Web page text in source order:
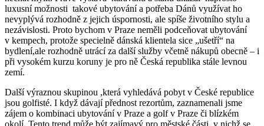
luxusní možnosti takové ubytování a potřeba Dánů využívat ho
nevyplývá rozhodně z jejich úspornosti, ale spíše životního stylu a
nezávislosti. Proto bychom v Praze neměli podceňovat ubytování
v kempech, protože specielně dánská klientela sice „ušetří“ na
bydlení,ale rozhodně utrácí za další služby včetně nákupů obecně – i
při vysokém kurzu koruny je pro ně Česká republika stále levnou
zemí.
Další výraznou skupinou ,která vyhledává pobyt v České republice
jsou golfisté. I když dávají přednost rezortům, zaznamenali jsme
zájem o kombinaci ubytování v Praze a golf v Praze či blízkém